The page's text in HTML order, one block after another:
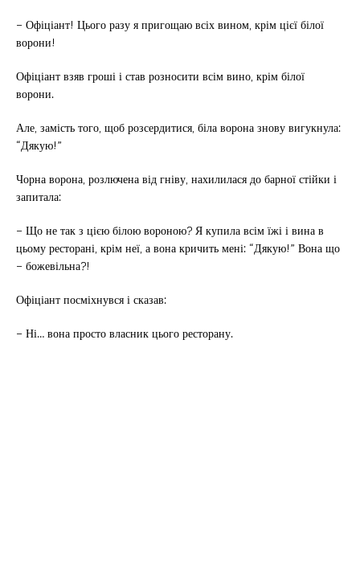
– Офіціант! Цього разу я пригощаю всіх вином, крім цієї білої
ворони!
Офіціант взяв гроші і став розносити всім вино, крім білої
ворони.
Але, замість того, щоб розсердитися, біла ворона знову вигукнула:
“Дякую!”
Чорна ворона, розлючена від гніву, нахилилася до барної стійки і
запитала:
– Що не так з цією білою вороною? Я купила всім їжі і вина в
цьому ресторані, крім неї, а вона кричить мені: “Дякую!” Вона що
– божевільна?!
Офіціант посміхнувся і сказав:
– Ні… вона просто власник цього ресторану.